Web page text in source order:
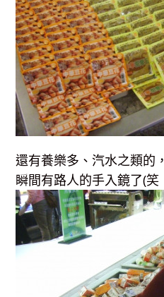
還有養樂多、汽水之類的
瞬間有路人的手入鏡了(笑